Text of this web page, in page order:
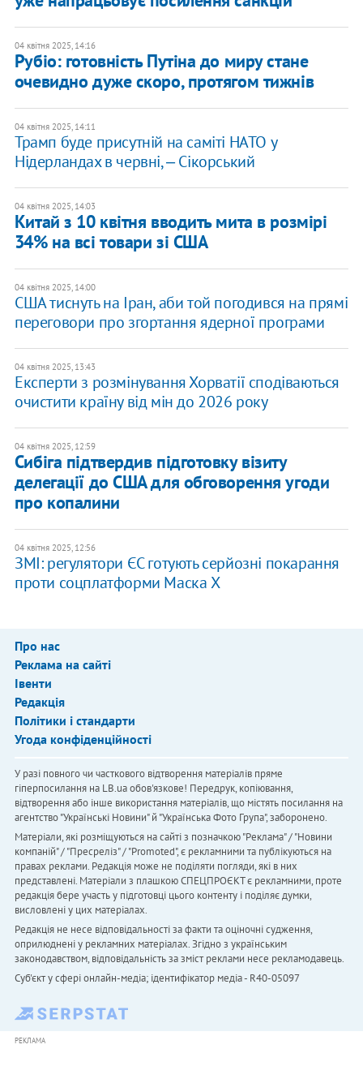
04 квітня 2025, 14:16
Рубіо: готовність Путіна до миру стане
очевидно дуже скоро, протягом тижнів
04 квітня 2025, 14:11
Трамп буде присутній на саміті НАТО у
Нідерландах в червні, ‒ Сікорський
04 квітня 2025, 14:03
Китай з 10 квітня вводить мита в розмірі
34% на всі товари зі США
04 квітня 2025, 14:00
США тиснуть на Іран, аби той погодився на прямі
переговори про згортання ядерної програми
04 квітня 2025, 13:43
Експерти з розмінування Хорватії сподіваються
очистити країну від мін до 2026 року
04 квітня 2025, 12:59
Сибіга підтвердив підготовку візиту
делегації до США для обговорення угоди
про копалини
04 квітня 2025, 12:56
ЗМІ: регулятори ЄС готують серйозні покарання
проти соцплатформи Маска X
Про нас
Реклама на сайті
Івенти
Редакція
Політики і стандарти
Угода конфіденційності
У разі повного чи часткового відтворення матеріалів пряме
гіперпосилання на LB.ua обов'язкове! Передрук, копіювання,
відтворення або інше використання матеріалів, що містять посилання на
агентство "Українськi Новини" й "Українська Фото Група", заборонено.
Матеріали, які розміщуються на сайті з позначкою "Реклама" / "Новини
компаній" / "Пресреліз" / "Promoted", є рекламними та публікуються на
правах реклами. Редакція може не поділяти погляди, які в них
представлені. Матеріали з плашкою СПЕЦПРОЄКТ є рекламними, проте
редакція бере участь у підготовці цього контенту і поділяє думки,
висловлені у цих матеріалах.
Редакція не несе відповідальності за факти та оціночні судження,
оприлюднені у рекламних матеріалах. Згідно з українським
законодавством, відповідальність за зміст реклами несе рекламодавець.
Cуб'єкт у сфері онлайн-медіа; ідентифікатор медіа - R40-05097
РЕКЛАМА